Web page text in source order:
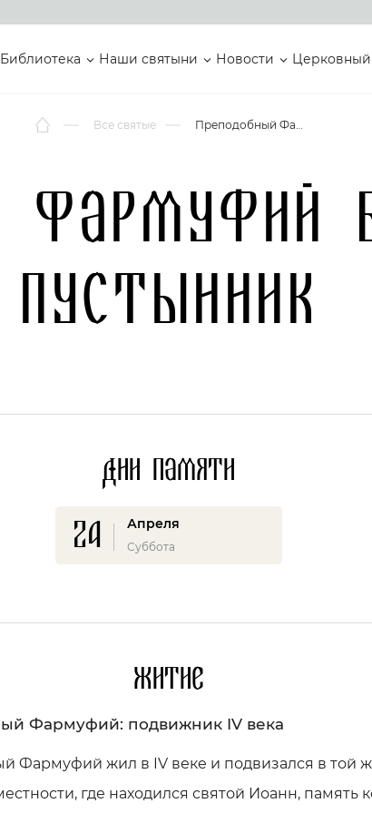
Библиотека Наши святыни Новости Церковный
Все святые Преподобный Фармуфий Египетский, пустынник
Фармуфий
пустынник
Дни памяти
24 Апреля
Суббота
Житие
Фармуфий: подвижник IV века
Фармуфий жил в IV веке и подвизался в той
где находился святой Иоанн, память